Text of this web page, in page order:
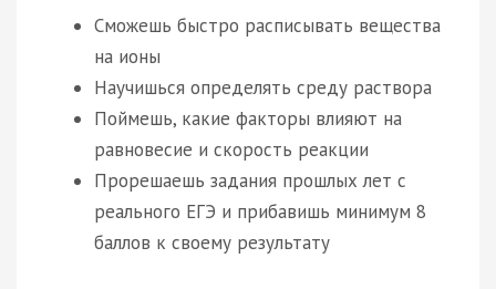
Сможешь быстро расписывать вещества
на ионы
Научишься определять среду раствора
Поймешь, какие факторы влияют на
равновесие и скорость реакции
Прорешаешь задания прошлых лет с
реального ЕГЭ и прибавишь минимум 8
баллов к своему результату